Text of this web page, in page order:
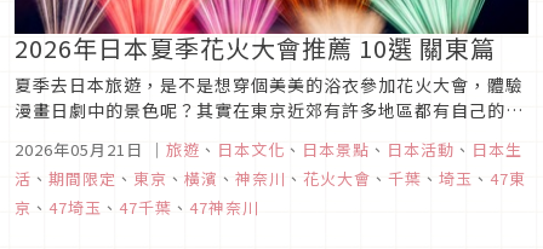
2026年日本夏季花火大會推薦 10選 關東篇
夏季去日本旅遊，是不是想穿個美美的浴衣參加花火大會，體驗
漫畫日劇中的景色呢？其實在東京近郊有許多地區都有自己的花
火大會，如果在夏天去東京旅行時，不妨參考這篇2025日本關
東推薦花火大會10選看看有沒有可以排入行程的吧！不論是跟家
人朋友情侶旅遊都超推薦喔！
2026年05月21日 ｜ 旅遊 、 日本文化 、 日本景點 、 日本活動 、 日本生
活 、 期間限定 、 東京 、 橫濱 、 神奈川 、 花火大會 、 千葉 、 埼玉 、 47東
京 、 47埼玉 、 47千葉 、 47神奈川